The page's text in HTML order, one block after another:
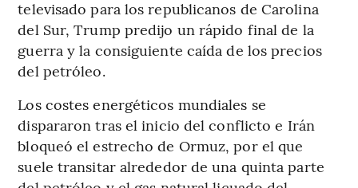
televisado para los republicanos de Carolina
del Sur, Trump predijo un rápido final de la
guerra y la consiguiente caída de los precios
del petróleo.
Los costes energéticos mundiales se
dispararon tras el inicio del conflicto e Irán
bloqueó el estrecho de Ormuz, por el que
suele transitar alrededor de una quinta parte